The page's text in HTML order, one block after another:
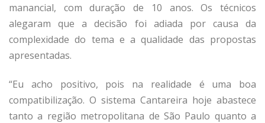
manancial, com duração de 10 anos. Os técnicos
alegaram que a decisão foi adiada por causa da
complexidade do tema e a qualidade das propostas
apresentadas.
“Eu acho positivo, pois na realidade é uma boa
compatibilização. O sistema Cantareira hoje abastece
tanto a região metropolitana de São Paulo quanto a